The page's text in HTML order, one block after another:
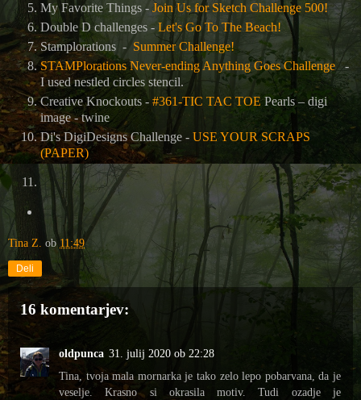
My Favorite Things - Join Us for Sketch Challenge 500!
Double D challenges - Let's Go To The Beach!
Stamplorations - Summer Challenge!
STAMPlorations Never-ending Anything Goes Challenge -
I used nestled circles stencil.
Creative Knockouts - #361-TIC TAC TOEPearls – digi
image - twine
Di's DigiDesigns Challenge - USE YOUR SCRAPS
(PAPER)
Tina Z. ob11:49
Deli
16 komentarjev:
oldpunca 31. julij 2020 ob 22:28
Tina, tvoja mala mornarka je tako zelo lepo pobarvana, da je
veselje. Krasno si okrasila motiv. Tudi ozadje je